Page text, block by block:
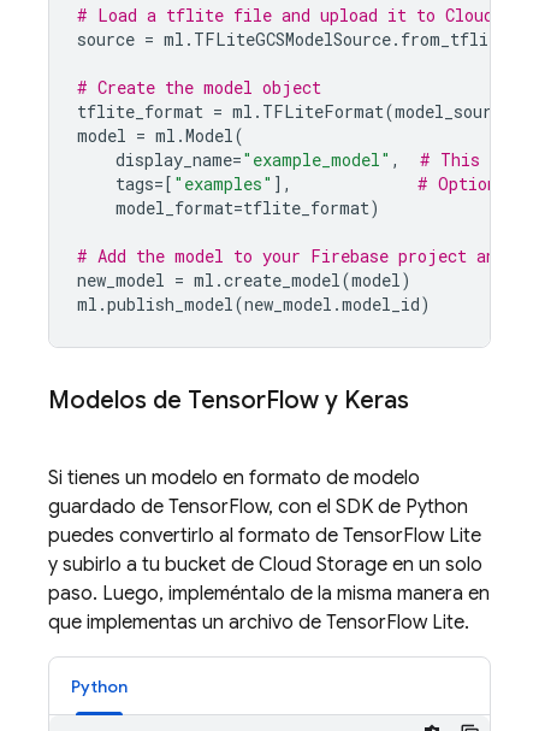
# Load a tflite file and upload it to Cloud
source = ml . TFLiteGCSModelSource.
# Create the model object
tflite_format = ml . TFLiteFormat(model_source
model = ml .Model(
display_name="example_model" ,
# This is
tags=[ "examples" ],
# Optional
model_format=tflite_format)
# Add the model to your Firebase project and
new_model = ml .create_model(model)
ml .publish_model(new_model .model_id)
Modelos de TensorFlow y Keras
Si tienes un modelo en formato de modelo
guardado de TensorFlow, con el SDK de Python
puedes convertirlo al formato de TensorFlow Lite
y subirlo a tu bucket de Cloud Storage en un solo
paso. Luego, impleméntalo de la misma manera en
que implementas un archivo de TensorFlow Lite.
Python